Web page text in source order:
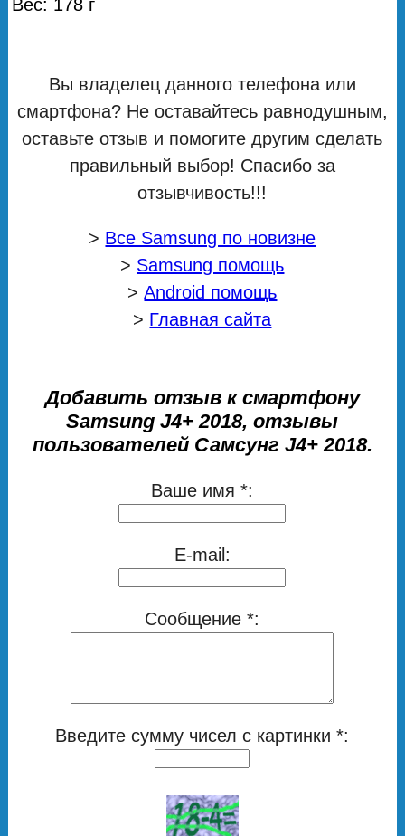
Вес: 178 г
Вы владелец данного телефона или
смартфона? Не оставайтесь равнодушным,
оставьте отзыв и помогите другим сделать
правильный выбор! Спасибо за
отзывчивость!!!
> Все Samsung по новизне
> Samsung помощь
>Android помощь
> Главная сайта
Добавить отзыв к смартфону
Samsung J4+ 2018, отзывы
пользователей Самсунг J4+ 2018.
Ваше имя *:
E-mail:
Сообщение *:
Введите сумму чисел с картинки *: